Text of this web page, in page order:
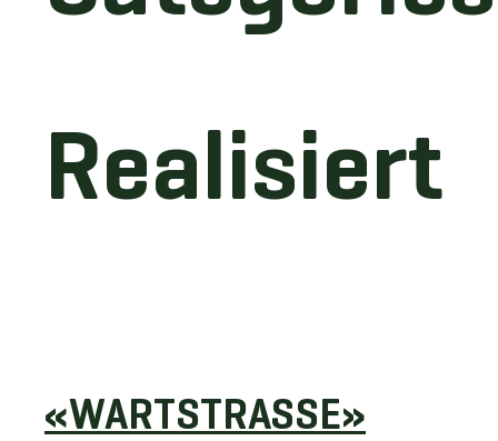
Realisiert
«WARTSTRASSE»